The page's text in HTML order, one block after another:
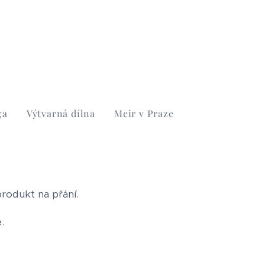
Výtvarná dílna Meir v Praze
na přání.